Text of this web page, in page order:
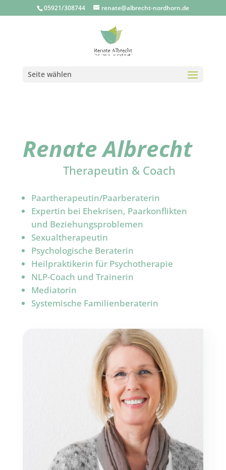
05921/308744 renate@albrecht-nordhorn.de
Seite wählen
Renate Albrecht
Therapeutin & Coach
Paartherapeutin/Paarberaterin
Expertin bei Ehekrisen, Paarkonflikten
und Beziehungsproblemen
Sexualtherapeutin
Psychologische Beraterin
Heilpraktikerin für Psychotherapie
NLP-Coach und Trainerin
Mediatorin
Systemische Familienberaterin